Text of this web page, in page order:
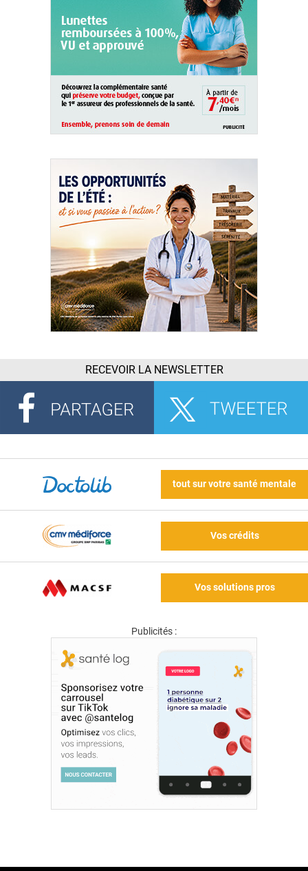
RECEVOIR LA NEWSLETTER
tout sur votre santé mentale
Vos crédits
Vos solutions pros
Publicités :